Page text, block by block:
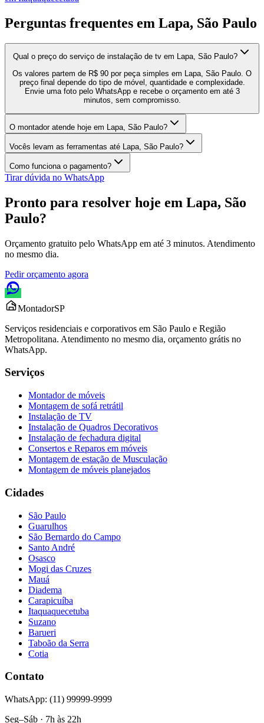
Perguntas frequentes em Lapa, São Paulo
Qual o preço do serviço de instalação de tv em Lapa, São Paulo?
Os valores partem de R$ 90 por peça simples em Lapa, São Paulo. O
preço final depende do tipo de móvel, quantidade e complexidade.
Envie uma foto pelo WhatsApp e recebe o orçamento em até 3
minutos, sem compromisso.
O montador atende hoje em Lapa, São Paulo?
Vocês levam as ferramentas até Lapa, São Paulo?
Como funciona o pagamento?
Tirar dúvida no WhatsApp
Pronto para resolver hoje em Lapa, São
Paulo?
Orçamento gratuito pelo WhatsApp em até 3 minutos. Atendimento
no mesmo dia.
Pedir orçamento agora
MontadorSP
Serviços residenciais e corporativos em São Paulo e Região
Metropolitana. Atendimento no mesmo dia, orçamento grátis no
WhatsApp.
Serviços
Montador de móveis
Montagem de sofá retrátil
Instalação de TV
Instalação de Quadros Decorativos
Instalação de fechadura digital
Consertos e Reparos em móveis
Montagem de estação de Musculação
Montagem de móveis planejados
Cidades
São Paulo
Guarulhos
São Bernardo do Campo
Santo André
Osasco
Mogi das Cruzes
Mauá
Diadema
Carapicuíba
Itaquaquecetuba
Suzano
Barueri
Taboão da Serra
Cotia
Contato
WhatsApp: (11) 99999-9999
Seg–Sáb · 7h às 22h